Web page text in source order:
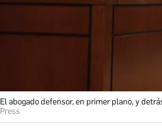
El abogado defensor, en primer plano, y
Press